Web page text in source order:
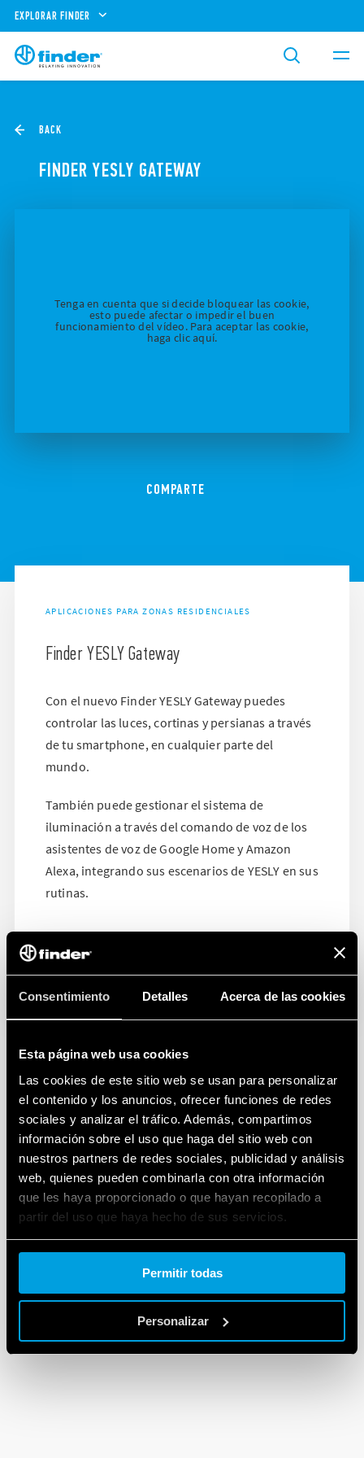
Consentimiento Detalles Acerca de las cookies
Esta página web usa cookies
Las cookies de este sitio web se usan para personalizar
el contenido y los anuncios, ofrecer funciones de redes
sociales y analizar el tráfico. Además, compartimos
información sobre el uso que haga del sitio web con
nuestros partners de redes sociales, publicidad y análisis
web, quienes pueden combinarla con otra información
que les haya proporcionado o que hayan recopilado a
partir del uso que haya hecho de sus servicios.
Cookie policy.
Permitir todas
Personalizar
EXPLORAR FINDER
BACK
FINDER YESLY GATEWAY
Tenga en cuenta que si decide bloquear las cookie,
esto puede afectar o impedir el buen
funcionamiento del vídeo. Para aceptar las cookie,
haga clic aquí.
COMPARTE
APLICACIONES PARA ZONAS RESIDENCIALES
Finder YESLY Gateway
Con el nuevo Finder YESLY Gateway puedes
controlar las luces, cortinas y persianas a través
de tu smartphone, en cualquier parte del
mundo.
También puede gestionar el sistema de
iluminación a través del comando de voz de los
asistentes de voz de Google Home y Amazon
Alexa, integrando sus escenarios de YESLY en sus
rutinas.